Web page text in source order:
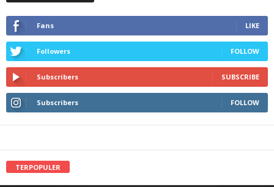
Fans LIKE
Followers FOLLOW
Subscribers SUBSCRIBE
Subscribers FOLLOW